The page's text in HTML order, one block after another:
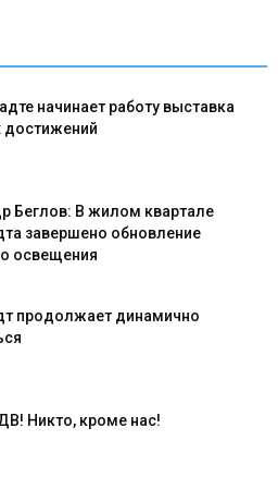
начинает работу выставка
достижений
Беглов: В жилом квартале
завершено обновление
освещения
продолжает динамично
Никто, кроме нас!